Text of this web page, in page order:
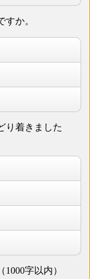
か。
り着きました
字以内）